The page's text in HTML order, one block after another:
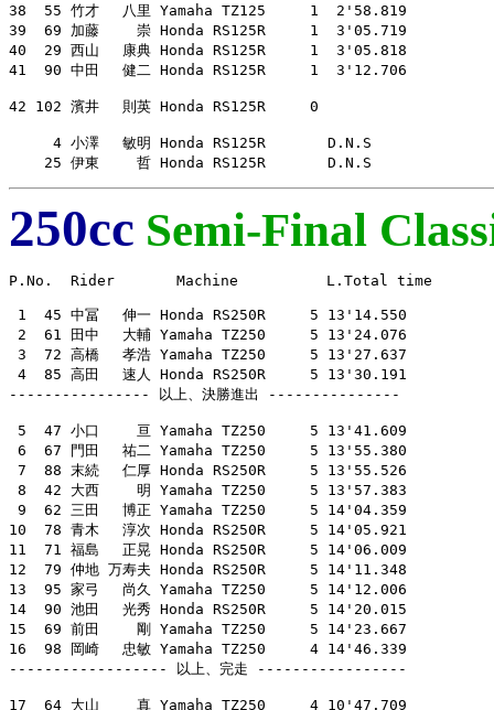
38  55 竹才　 八里 Yamaha TZ125     1  2'58.819
39  69 加藤　　 崇 Honda RS125R     1  3'05.719
40  29 西山　 康典 Honda RS125R     1  3'05.818
41  90 中田　 健二 Honda RS125R     1  3'12.706
42 102 濱井　 則英 Honda RS125R     0
     4 小澤　 敏明 Honda RS125R       D.N.S
    25 伊東　　 哲 Honda RS125R       D.N.S
250cc Semi-Final
P.No.  Rider       Machine          L.Total time
1  45 中冨　 伸一 Honda RS250R     5 13'14.550
2  61 田中　 大輔 Yamaha TZ250     5 13'24.076
3  72 高橋　 孝浩 Yamaha TZ250     5 13'27.637
4  85 高田　 速人 Honda RS250R     5 13'30.191
---------------- 以上、決勝進出 ---------------
5  47 小口　　 亘 Yamaha TZ250     5 13'41.609
6  67 門田　 祐二 Yamaha TZ250     5 13'55.380
7  88 末続　 仁厚 Honda RS250R     5 13'55.526
8  42 大西　　 明 Yamaha TZ250     5 13'57.383
9  62 三田　 博正 Yamaha TZ250     5 14'04.359
10  78 青木　 淳次 Honda RS250R     5 14'05.921
11  71 福島　 正晃 Honda RS250R     5 14'06.009
12  79 仲地 万寿夫 Honda RS250R     5 14'11.348
13  95 家弓　 尚久 Yamaha TZ250     5 14'12.006
14  90 池田　 光秀 Honda RS250R     5 14'20.015
15  69 前田　　 剛 Yamaha TZ250     5 14'23.667
16  98 岡崎　 忠敏 Yamaha TZ250     4 14'46.339
------------------ 以上、完走 -----------------
17  64 大山　　 真 Yamaha TZ250     4 10'47.709